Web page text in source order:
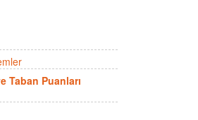
Taban Puanları